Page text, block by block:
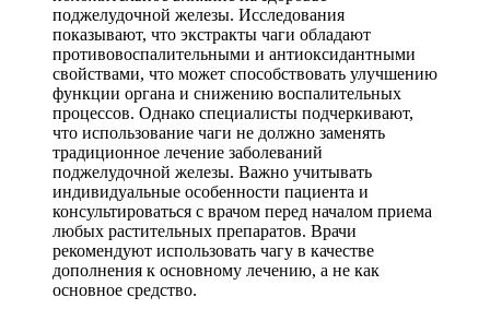
поджелудочной железы. Исследования
показывают, что экстракты чаги обладают
противовоспалительными и антиоксидантными
свойствами, что может способствовать улучшению
функции органа и снижению воспалительных
процессов. Однако специалисты подчеркивают,
что использование чаги не должно заменять
традиционное лечение заболеваний
поджелудочной железы. Важно учитывать
индивидуальные особенности пациента и
консультироваться с врачом перед началом приема
любых растительных препаратов. Врачи
рекомендуют использовать чагу в качестве
дополнения к основному лечению, а не как
основное средство.